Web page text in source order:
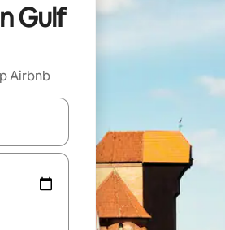
Gulf
Airbnb
je een keuze met je de